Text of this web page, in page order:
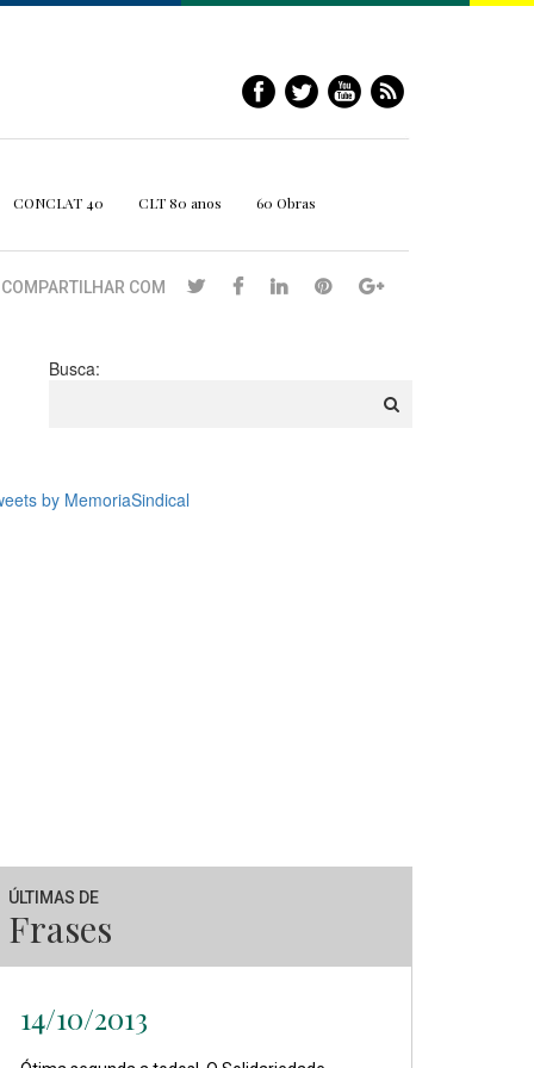
CONCLAT 40 CLT 80 anos 60 Obras
COMPARTILHAR COM
Busca:
by MemoriaSindical
ÚLTIMAS DE
Frases
14/10/2013